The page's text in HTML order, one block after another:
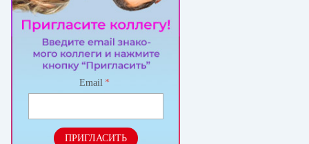
Email *
ПРИГЛАСИТЬ